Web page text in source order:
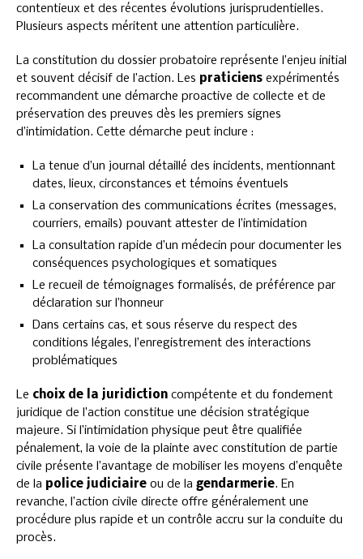
contentieux et des récentes évolutions jurisprudentielles.
Plusieurs aspects méritent une attention particulière.
La constitution du dossier probatoire représente l’enjeu initial
et souvent décisif de l’action. Les praticiens expérimentés
recommandent une démarche proactive de collecte et de
préservation des preuves dès les premiers signes
d’intimidation. Cette démarche peut inclure :
La tenue d’un journal détaillé des incidents, mentionnant
dates, lieux, circonstances et témoins éventuels
La conservation des communications écrites (messages,
courriers, emails) pouvant attester de l’intimidation
La consultation rapide d’un médecin pour documenter les
conséquences psychologiques et somatiques
Le recueil de témoignages formalisés, de préférence par
déclaration sur l’honneur
Dans certains cas, et sous réserve du respect des
conditions légales, l’enregistrement des interactions
problématiques
Le choix de la juridiction compétente et du fondement
juridique de l’action constitue une décision stratégique
majeure. Si l’intimidation physique peut être qualifiée
pénalement, la voie de la plainte avec constitution de partie
civile présente l’avantage de mobiliser les moyens d’enquête
de la police judiciaire ou de la gendarmerie. En
revanche, l’action civile directe offre généralement une
procédure plus rapide et un contrôle accru sur la conduite du
procès.